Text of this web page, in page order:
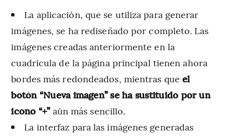
La aplicación, que se utiliza para generar
imágenes, se ha rediseñado por completo. Las
imágenes creadas anteriormente en la
cuadrícula de la página principal tienen ahora
bordes más redondeados, mientras queel
botón “Nueva imagen” se ha sustituido por un
icono “+”aún más sencillo.
La interfaz para las imágenes generadas